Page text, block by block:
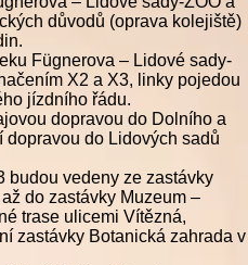
důvodů (oprava kolejiště)
Fügnerova – Lidové sady-
X2 a X3, linky pojedou
jízdního řádu.
dopravou do Dolního a
do Lidových sadů
budou vedeny ze zastávky
do zastávky Muzeum –
trase ulicemi Vítězná,
zastávky Botanická zahrada v